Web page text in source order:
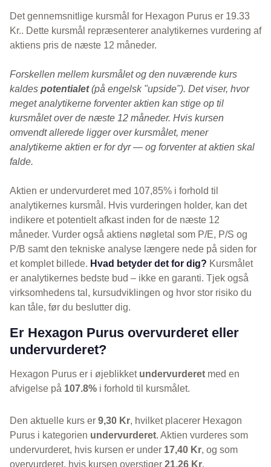
Det gennemsnitlige kursmål for Hexagon Purus er 19.33
Kr.. Dette kursmål repræsenterer analytikernes vurdering af
aktiens pris de næste 12 måneder.
Forskellen mellem kursmålet og den nuværende kurs
kaldes potentialet(på engelsk "upside"). Det viser, hvor
meget analytikerne forventer aktien kan stige op til
kursmålet over de næste 12 måneder. Hvis kursen
omvendt allerede ligger over kursmålet, mener
analytikerne aktien er for dyr — og forventer at aktien skal
falde.
Aktien er undervurderet med 107,85% i forhold til
analytikernes kursmål. Hvis vurderingen holder, kan det
indikere et potentielt afkast inden for de næste 12
måneder. Vurder også aktiens nøgletal som P/E, P/S og
P/B samt den tekniske analyse længere nede på siden for
et komplet billede. Hvad betyder det for dig? Kursmålet
er analytikernes bedste bud – ikke en garanti. Tjek også
virksomhedens tal, kursudviklingen og hvor stor risiko du
kan tåle, før du beslutter dig.
Er Hexagon Purus overvurderet eller
undervurderet?
Hexagon Purus er i øjeblikket undervurderet med en
afvigelse på 107.8% i forhold til kursmålet.
Den aktuelle kurs er 9,30 Kr, hvilket placerer Hexagon
Purus i kategorien undervurderet. Aktien vurderes som
undervurderet, hvis kursen er under 17,40 Kr, og som
overvurderet, hvis kursen overstiger 21,26 Kr.